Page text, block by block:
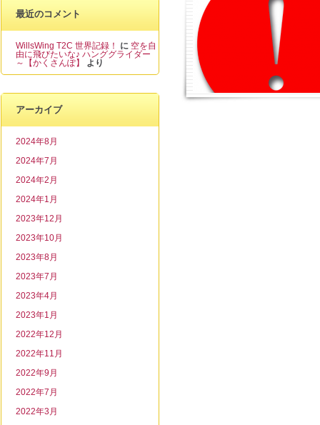
最近のコメント
WillsWing T2C 世界記録！ に 空を自
由に飛びたいな♪ ハンググライダー
～【かくさんぽ】
より
アーカイブ
2024年8月
2024年7月
2024年2月
2024年1月
2023年12月
2023年10月
2023年8月
2023年7月
2023年4月
2023年1月
2022年12月
2022年11月
2022年9月
2022年7月
2022年3月